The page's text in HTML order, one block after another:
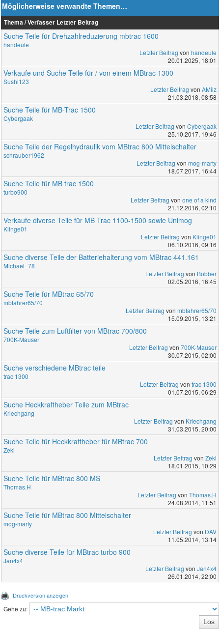
Möglicherweise verwandte Themen…
Thema / Verfasser Letzter Beitrag
Suche Teile für Drehzahlreduzierung mbtrac 1600
handeule
Letzter Beitrag von handeule
20.01.2025, 18:01
Verkaufe und Suche Teile für / von einem MBtrac 1300
Sushi123
Letzter Beitrag von AMilz
21.03.2018, 08:58
Suche Teile für MB-Trac 1500
Cybergaak
Letzter Beitrag von Cybergaak
25.10.2017, 19:46
Suche Teile der Regelhydraulik vom MBtrac 800 Mittelschalter
schrauber1962
Letzter Beitrag von mog-marty
18.07.2017, 16:44
Suche Teile für MB trac 1500
turbo900
Letzter Beitrag von one of a kind
21.12.2016, 02:10
Verkaufe diverse Teile für MB Trac 1100-1500 sowie Unimog
Klinge01
Letzter Beitrag von Klinge01
06.10.2016, 09:16
Suche diverse Teile der Batteriehalterung vom MBtrac 441.161
Michael_78
Letzter Beitrag von Bobber
02.05.2016, 16:45
Suche Teile für MBtrac 65/70
mbfahrer65/70
Letzter Beitrag von mbfahrer65/70
15.09.2015, 13:21
Suche Teile zum Luftfilter von MBtrac 700/800
700K-Mauser
Letzter Beitrag von 700K-Mauser
30.07.2015, 02:00
Suche verschiedene MBtrac teile
trac 1300
Letzter Beitrag von trac 1300
01.07.2015, 06:29
Suche Heckkraftheber Teile zum MBtrac
Kriechgang
Letzter Beitrag von Kriechgang
31.03.2015, 20:00
Suche Teile für Heckkraftheber für MBtrac 700
Zeki
Letzter Beitrag von Zeki
18.01.2015, 10:29
Suche Teile für MBtrac 800 MS
Thomas.H
Letzter Beitrag von Thomas.H
24.08.2014, 11:51
Suche Teile für MBtrac 800 Mittelschalter
mog-marty
Letzter Beitrag von DAV
11.05.2014, 13:14
Suche diverse Teile für MBtrac turbo 900
Jan4x4
Letzter Beitrag von Jan4x4
26.01.2014, 22:00
Druckversion anzeigen
Gehe zu: